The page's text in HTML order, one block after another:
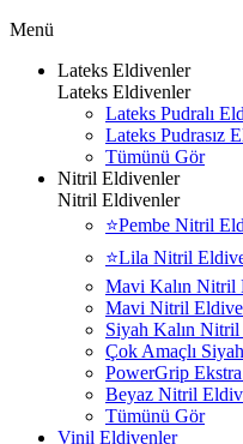
Menü
Lateks Eldivenler
Lateks Eldivenler
Lateks Pudralı
Lateks Pudrasız
Tümünü Gör
Nitril Eldivenler
Nitril Eldivenler
⭐Pembe Nitril
⭐Lila Nitril
Mavi Kalın Nitril
Mavi Nitril
Siyah Kalın
Çok Amaçlı
PowerGrip
Beyaz Nitril
Tümünü Gör
Vinil Eldivenler